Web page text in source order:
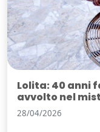
Lolita: 40 anni
avvolto nel
28/04/2026